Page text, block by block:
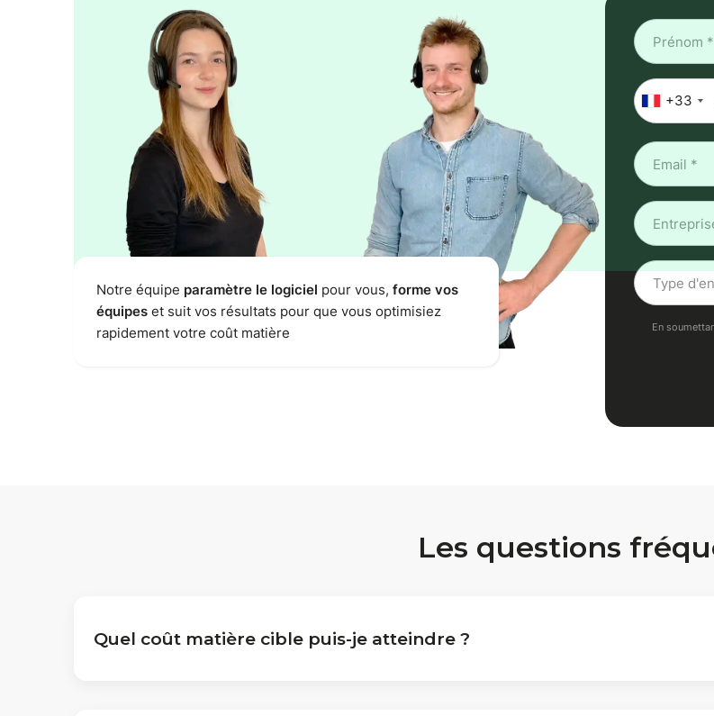
Notre équipe paramètre le logiciel pour vous, forme vos
équipes et suit vos résultats pour que vous optimisiez
rapidement votre coût matière
+33
En
Les questions
Quel coût matière cible puis-je atteindre ?